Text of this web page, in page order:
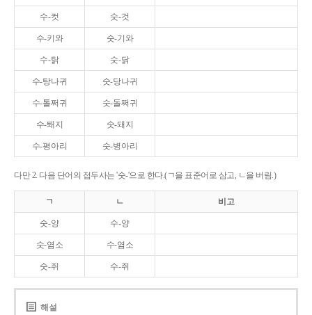
수-컷 숫-것
수-키와 숫-기와
수-탉 숫-닭
수-탕나귀 숫-당나귀
수-톨쩌귀 숫-돌쩌귀
수-퇘지 숫-돼지
수-평아리 숫-병아리
다만 2. 다음 단어의 접두사는 '숫-'으로 한다.(ㄱ을 표준어로 삼고, ㄴ을 버림.)
ㄱ ㄴ 비고
숫-양 수-양
숫-염소 수-염소
숫-쥐 수-쥐
해설